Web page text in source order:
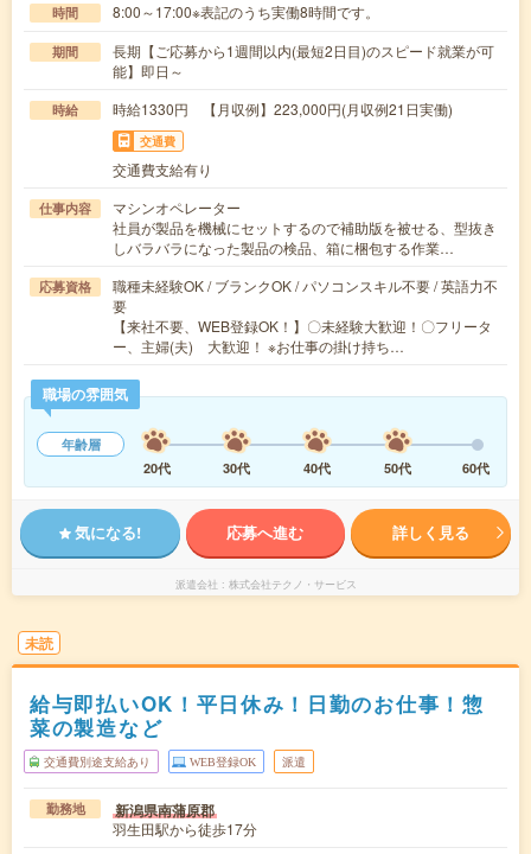
時間 8:00～17:00※表記のうち実働8時間です。
期間
長期【ご応募から1週間以内(最短2日目)のスピード就業が可
能】即日～
時給 時給1330円 【月収例】223,000円(月収例21日実働)
交通費
交通費支給有り
仕事内容
マシンオペレーター
社員が製品を機械にセットするので補助版を被せる、型抜き
しバラバラになった製品の検品、箱に梱包する作業…
応募資格
職種未経験OK / ブランクOK / パソコンスキル不要 / 英語力不
要
【来社不要、WEB登録OK！】〇未経験大歓迎！〇フリータ
ー、主婦(夫) 大歓迎！ ※お仕事の掛け持ち…
職場の雰囲気
年齢層
20代
30代 40代 50代 60代
気になる! 応募へ進む 詳しく見る
派遣会社 株式会社テクノ・サービス
未読
給与即払いOK！平日休み！日勤のお仕事！惣
菜の製造など
交通費別途支給あり WEB登録OK 派遣
勤務地 新潟県南蒲原郡
羽生田駅から徒歩17分